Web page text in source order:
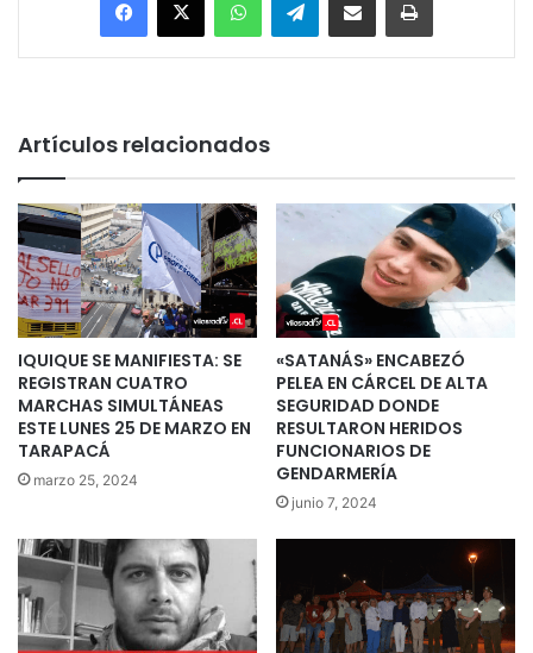
Artículos relacionados
IQUIQUE SE MANIFIESTA: SE
REGISTRAN CUATRO
MARCHAS SIMULTÁNEAS
ESTE LUNES 25 DE MARZO EN
TARAPACÁ
marzo 25, 2024
«SATANÁS» ENCABEZÓ
PELEA EN CÁRCEL DE ALTA
SEGURIDAD DONDE
RESULTARON HERIDOS
FUNCIONARIOS DE
GENDARMERÍA
junio 7, 2024